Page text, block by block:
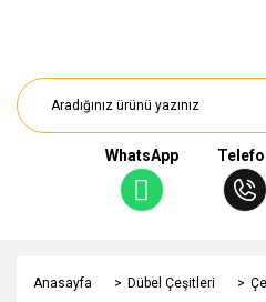
WhatsApp
Anasayfa Dübel Çeşitleri